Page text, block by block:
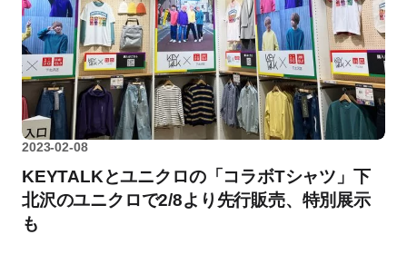
2023-02-08
KEYTALKとユニクロの「コラボTシャツ」下
北沢のユニクロで2/8より先行販売、特別展示
も